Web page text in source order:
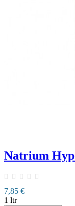
Natrium
7,85 €
1 ltr